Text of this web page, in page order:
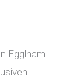
Egglham